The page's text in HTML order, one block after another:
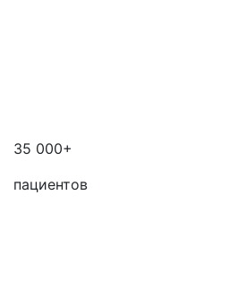
35 000+
пациентов